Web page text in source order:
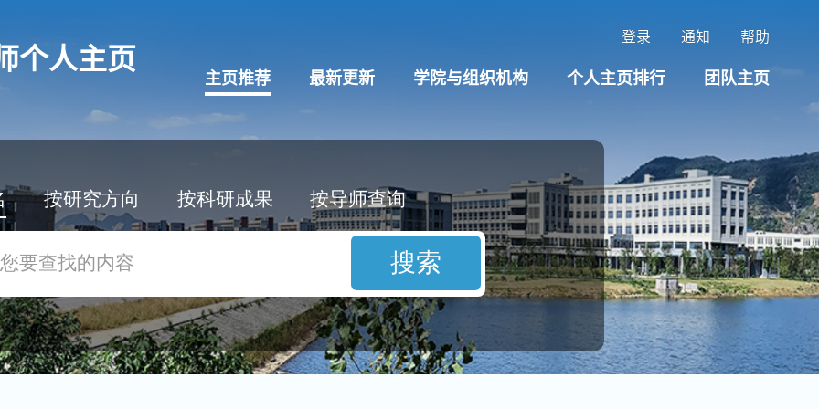
个人主页
登录 通知 帮助
主页推荐 最新更新 学院与组织机构 个人主页排行 团队主页
按研究方向 按科研成果 按导师查询
搜索